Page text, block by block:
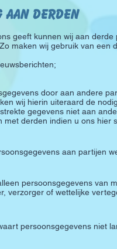
aan derden
geeft kunnen wij aan
maken wij gebruik van een
door aan andere
wij hierin uiteraard de
gegevens niet aan
met derden indien u ons hier
aan partijen
persoonsgegevens van
verzorger of wettelijke
persoonsgegevens niet